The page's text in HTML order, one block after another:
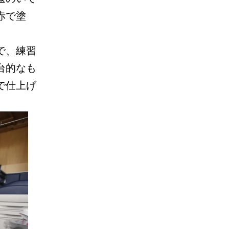
で塗
、練習
的なも
仕上げ